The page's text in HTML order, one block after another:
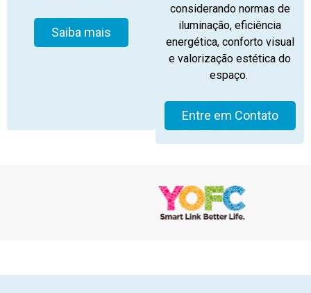
Saiba mais
considerando normas de
iluminação, eficiência
energética, conforto visual
e valorização estética do
espaço.
Entre em Contato